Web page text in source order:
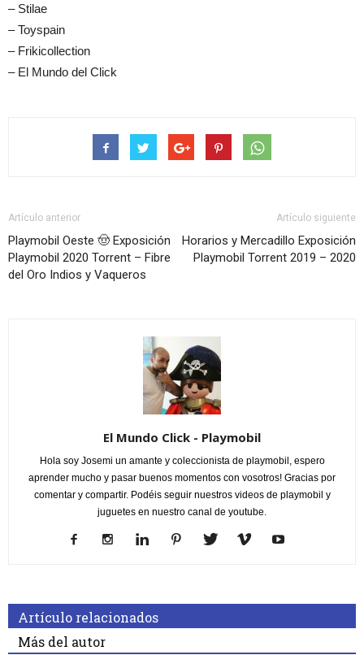
– Stilae
– Toyspain
– Frikicollection
– El Mundo del Click
Artículo anterior
Playmobil Oeste 🤠 Exposición
Playmobil 2020 Torrent – Fibre
del Oro Indios y Vaqueros
Artículo siguiente
Horarios y Mercadillo Exposición
Playmobil Torrent 2019 – 2020
El Mundo Click - Playmobil
Hola soy Josemi un amante y coleccionista de playmobil, espero
aprender mucho y pasar buenos momentos con vosotros! Gracias por
comentar y compartir. Podéis seguir nuestros videos de playmobil y
juguetes en nuestro canal de youtube.
Artículo relacionados
Más del autor